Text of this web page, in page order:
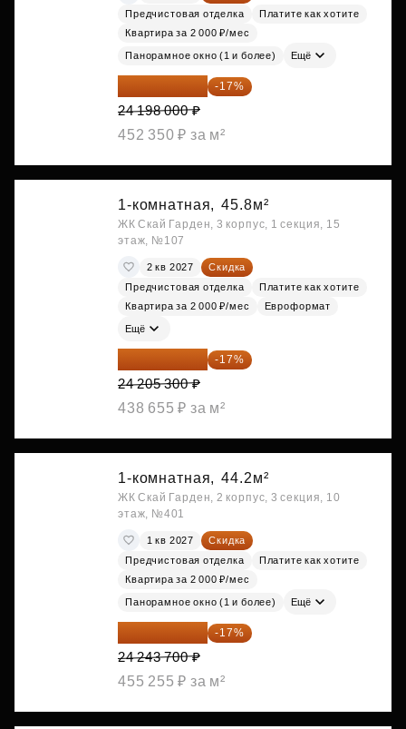
Предчистовая отделка
Платите как хотите
Квартира за 2 000 ₽/мес
Панорамное окно (1 и более) Ещё
20 084 340 ₽ -17%
24 198 000 ₽
452 350 ₽ за м²
1-комнатная, 45.8м²
ЖК Скай Гарден, 3 корпус, 1 секция, 15
этаж, №107
2 кв 2027
Скидка
Предчистовая отделка
Платите как хотите
Квартира за 2 000 ₽/мес
Евроформат
Ещё
20 090 399 ₽ -17%
24 205 300 ₽
438 655 ₽ за м²
1-комнатная, 44.2м²
ЖК Скай Гарден, 2 корпус, 3 секция, 10
этаж, №401
1 кв 2027
Скидка
Предчистовая отделка
Платите как хотите
Квартира за 2 000 ₽/мес
Панорамное окно (1 и более) Ещё
20 122 271 ₽ -17%
24 243 700 ₽
455 255 ₽ за м²